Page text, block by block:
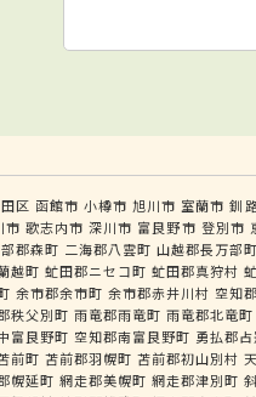
区 函館市 小樽市 旭川市 室蘭市 釧
市 歌志内市 深川市 富良野市 登別市
郡森町 二海郡八雲町 山越郡長万部町
越町 虻田郡ニセコ町 虻田郡真狩村
余市郡余市町 余市郡赤井川村 空知
秩父別町 雨竜郡雨竜町 雨竜郡北竜町
富良野町 空知郡南富良野町 勇払郡
前町 苫前郡羽幌町 苫前郡初山別村
幌延町 網走郡美幌町 網走郡津別町